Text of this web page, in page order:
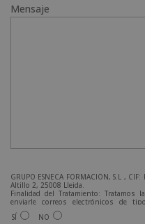
Mensaje
GRUPO ESNECA FORMACIÓN, S.L ,
Altillo 2, 25008 Lleida.
Finalidad del Tratamiento:
enviarle correos electrónicos de
ofrecidos y otros tipo de productos
Legitimación del tratamiento:
SÍ NO